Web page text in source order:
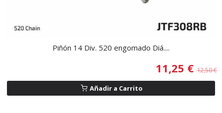
Piñón 14 Div. 520 engomado Diá....
11,25 € 12,50 €
Añadir a Carrito